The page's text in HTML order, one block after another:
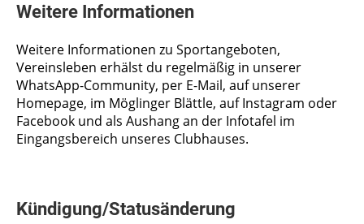
Weitere Informationen
Weitere Informationen zu Sportangeboten,
Vereinsleben erhälst du regelmäßig in unserer
WhatsApp-Community, per E-Mail, auf unserer
Homepage, im Möglinger Blättle, auf Instagram oder
Facebook und als Aushang an der Infotafel im
Eingangsbereich unseres Clubhauses.
Kündigung/Statusänderung